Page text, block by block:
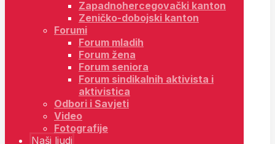
Zapadnohercegovački kanton
Zeničko-dobojski kanton
Forumi
Forum mladih
Forum žena
Forum seniora
Forum sindikalnih aktivista i
aktivistica
Odbori i Savjeti
Video
Fotografije
Naši ljudi